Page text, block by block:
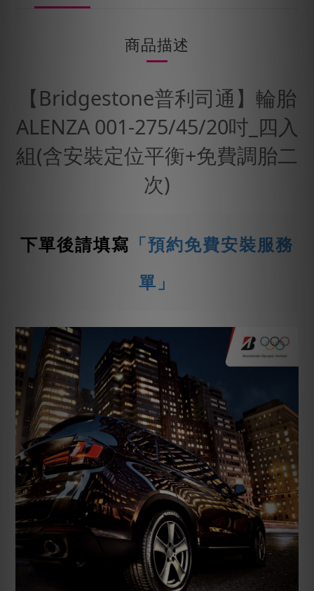
商品描述
【Bridgestone普利司通】輪胎
ALENZA 001-275/45/20吋_四入
組(含安裝定位平衡+免費調胎二
次)
下單後請填寫 「預約免費安裝服務
單」